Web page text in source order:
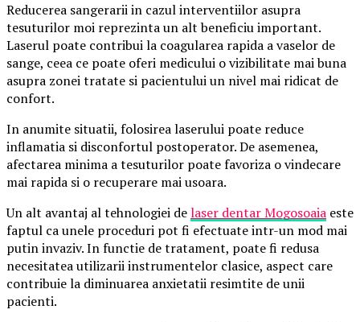
Reducerea sangerarii in cazul interventiilor asupra
tesuturilor moi reprezinta un alt beneficiu important.
Laserul poate contribui la coagularea rapida a vaselor de
sange, ceea ce poate oferi medicului o vizibilitate mai buna
asupra zonei tratate si pacientului un nivel mai ridicat de
confort.
In anumite situatii, folosirea laserului poate reduce
inflamatia si disconfortul postoperator. De asemenea,
afectarea minima a tesuturilor poate favoriza o vindecare
mai rapida si o recuperare mai usoara.
Un alt avantaj al tehnologiei delaser dentar Mogosoaia este
faptul ca unele proceduri pot fi efectuate intr-un mod mai
putin invaziv. In functie de tratament, poate fi redusa
necesitatea utilizarii instrumentelor clasice, aspect care
contribuie la diminuarea anxietatii resimtite de unii
pacienti.